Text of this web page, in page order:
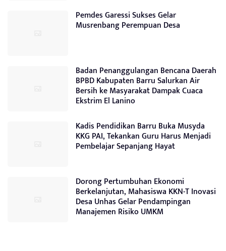
Pemdes Garessi Sukses Gelar
Musrenbang Perempuan Desa
Badan Penanggulangan Bencana Daerah
BPBD Kabupaten Barru Salurkan Air
Bersih ke Masyarakat Dampak Cuaca
Ekstrim El Lanino
Kadis Pendidikan Barru Buka Musyda
KKG PAI, Tekankan Guru Harus Menjadi
Pembelajar Sepanjang Hayat
Dorong Pertumbuhan Ekonomi
Berkelanjutan, Mahasiswa KKN-T Inovasi
Desa Unhas Gelar Pendampingan
Manajemen Risiko UMKM